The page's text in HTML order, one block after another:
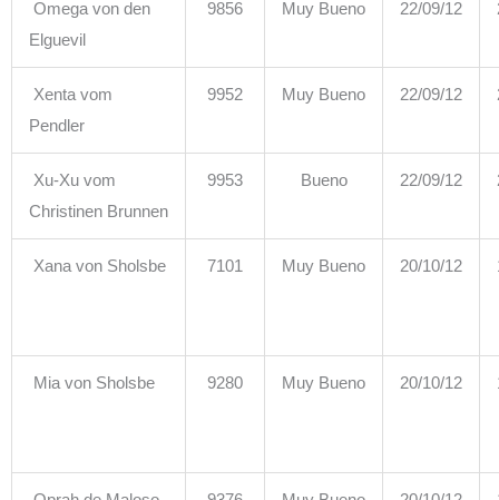
Omega von den
Elguevil
9856 Muy Bueno 22/09/12
Xenta vom
Pendler
9952 Muy Bueno 22/09/12
Xu-Xu vom
Christinen Brunnen
9953 Bueno 22/09/12
Xana von Sholsbe 7101 Muy Bueno 20/10/12
Mia von Sholsbe 9280 Muy Bueno 20/10/12